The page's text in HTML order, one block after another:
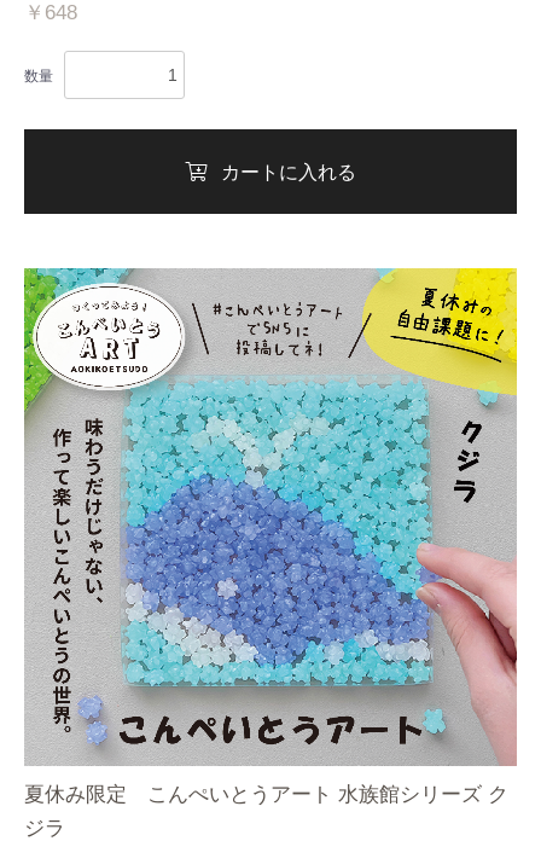
￥648
数量
カートに入れる
夏休み限定 こんぺいとうアート 水族館シリーズ ク
ジラ